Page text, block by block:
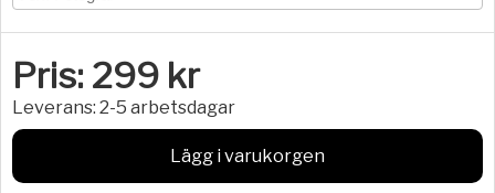
Pris: 299 kr
Leverans: 2-5 arbetsdagar
Lägg i varukorgen